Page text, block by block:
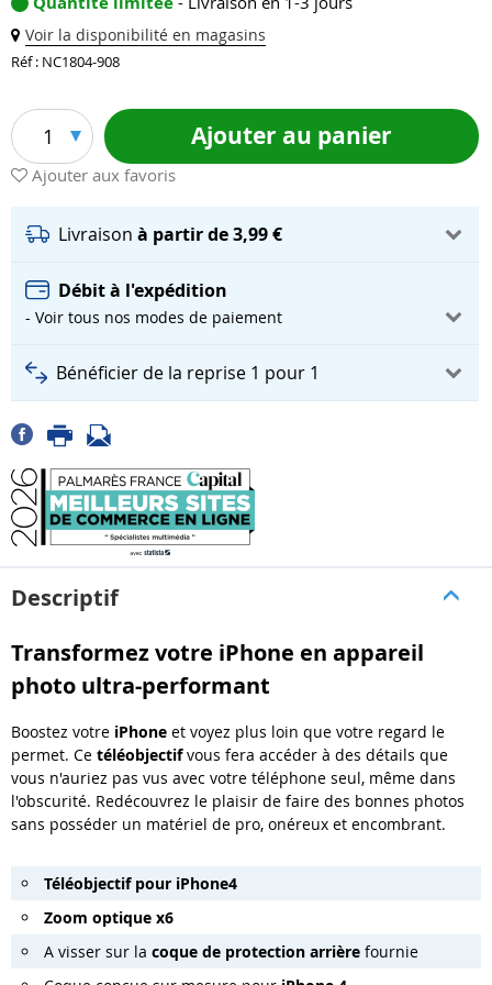
Voir la disponibilité en magasins
Réf : NC1804-908
1 Ajouter au panier
Ajouter aux favoris
Livraison à partir de 3,99 €
Débit à l'expédition
- Voir tous nos modes de paiement
Bénéficier de la reprise 1 pour 1
Descriptif
Transformez votre iPhone en appareil
photo ultra-performant
Boostez votre iPhone et voyez plus loin que votre regard le
permet. Ce téléobjectifvous fera accéder à des détails que
vous n'auriez pas vus avec votre téléphone seul, même dans
l'obscurité. Redécouvrez le plaisir de faire des bonnes photos
sans posséder un matériel de pro, onéreux et encombrant.
Téléobjectif pour iPhone4
Zoom optique x6
A visser sur la coque de protection arrière fournie